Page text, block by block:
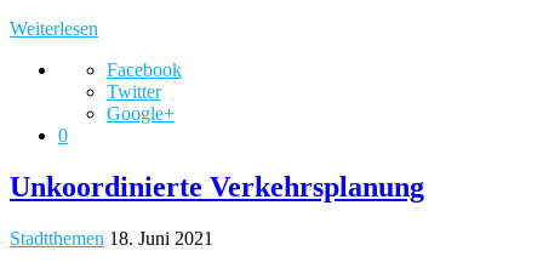
Weiterlesen
Facebook
Twitter
Google+
0
Unkoordinierte Verkehrsplanung
Stadtthemen 18. Juni 2021